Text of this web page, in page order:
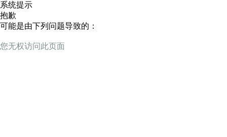
系统提示
抱歉
可能是由下列问题导致的：
您无权访问此页面